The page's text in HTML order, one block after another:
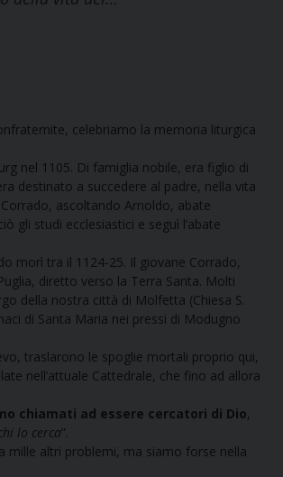
celebriamo la memoria liturgica
nel 1105. Di famiglia nobile, era figlio di
destinato a succedere al padre, nella vita
ascoltando Arnoldo, abate
gli studi ecclesiastici e seguì l’abate
morì tra il 1124-25. Il giovane Corrado,
diretto verso la Terra Santa. Molti
della nostra città di Molfetta (Chiesa S.
di Santa Maria nei pressi di Modugno
traslarono le spoglie mortali proprio qui,
nell’attuale Cattedrale, che fino ad allora
chiamati ad essere cercatori di Dio,
lo cerca”.
altri problemi, ma siamo forse nella